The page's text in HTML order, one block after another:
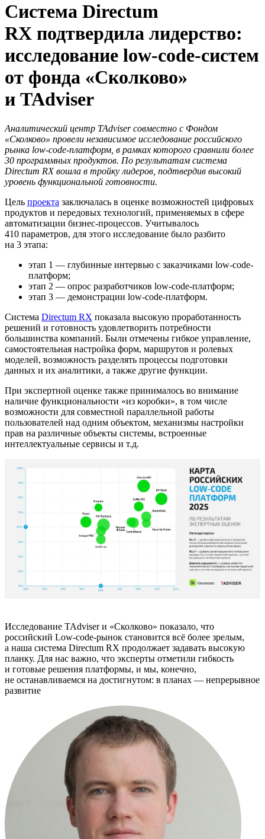
Система Directum
RX подтвердила лидерство:
исследование low-code-систем
от фонда «Сколково»
и TAdviser
Аналитический центр TAdviser совместно с Фондом
«Сколково» провели независимое исследование российского
рынка low-code-платформ, в рамках которого сравнили более
30 программных продуктов. По результатам система
Directum RX вошла в тройку лидеров, подтвердив высокий
уровень функциональной готовности.
Цель проекта заключалась в оценке возможностей цифровых
продуктов и передовых технологий, применяемых в сфере
автоматизации бизнес-процессов. Учитывалось
410 параметров, для этого исследование было разбито
на 3 этапа:
этап 1 — глубинные интервью с заказчиками low-code-
платформ;
этап 2 — опрос разработчиков low-code-платформ;
этап 3 — демонстрации low-code-платформ.
Система Directum RX показала высокую проработанность
решений и готовность удовлетворить потребности
большинства компаний. Были отмечены гибкое управление,
самостоятельная настройка форм, маршрутов и ролевых
моделей, возможность разделять процессы подготовки
данных и их аналитики, а также другие функции.
При экспертной оценке также принималось во внимание
наличие функциональности «из коробки», в том числе
возможности для совместной параллельной работы
пользователей над одним объектом, механизмы настройки
прав на различные объекты системы, встроенные
интеллектуальные сервисы и т.д.
Исследование TAdviser и «Сколково» показало, что
российский Low-code-рынок становится всё более зрелым,
а наша система Directum RX продолжает задавать высокую
планку. Для нас важно, что эксперты отметили гибкость
и готовые решения платформы, и мы, конечно,
не останавливаемся на достигнутом: в планах — непрерывное
развитие